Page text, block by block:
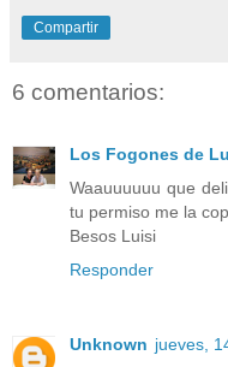
Compartir
6 comentarios:
Los Fogones de
Waauuuuuu que
tu permiso me la
Besos Luisi
Responder
Unknown jueves,